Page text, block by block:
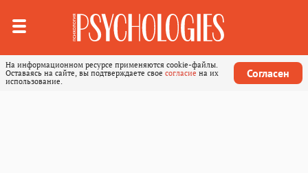
На информационном ресурсе применяются cookie-файлы.
Оставаясь на сайте, вы подтверждаете свое согласие на их
использование.
Согласен